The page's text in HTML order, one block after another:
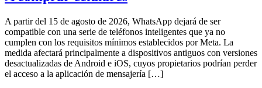
A partir del 15 de agosto de 2026, WhatsApp dejará de ser
compatible con una serie de teléfonos inteligentes que ya no
cumplen con los requisitos mínimos establecidos por Meta. La
medida afectará principalmente a dispositivos antiguos con versiones
desactualizadas de Android e iOS, cuyos propietarios podrían perder
el acceso a la aplicación de mensajería […]